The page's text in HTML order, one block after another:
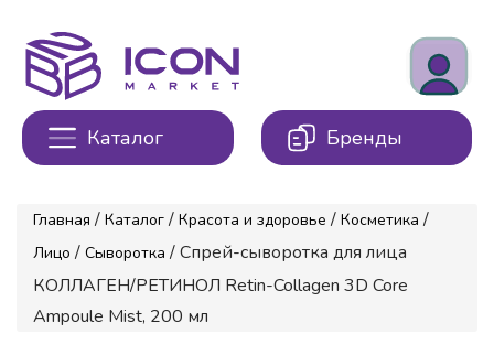
Каталог Бренды
Главная / Каталог / Красота и здоровье / Косметика /
Лицо / Сыворотка / Спрей-сыворотка для лица
КОЛЛАГЕН/РЕТИНОЛ Retin-Collagen 3D Core
Ampoule Mist, 200 мл